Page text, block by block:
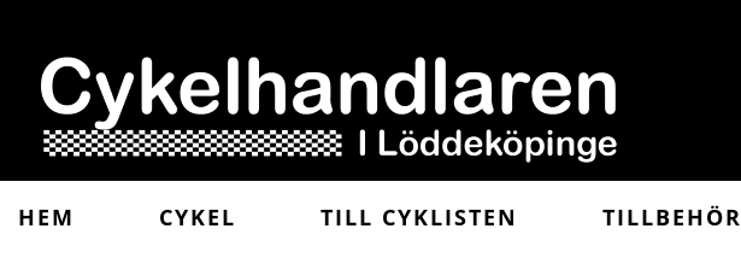
HEM CYKEL TILL CYKLISTEN TILLBEHÖR